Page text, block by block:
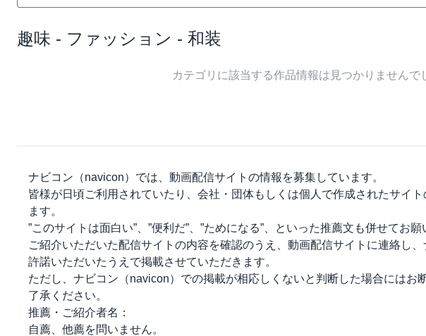
趣味 - ファッション - 和装
カテゴリに該当する作品情報は見つかりませんで
ナビコン（navicon） では、動画配信サイトの情報を募集しています。
皆様が日頃ご利用されていたり、会社・団体もしくは個人で作成されたサイ
ます。
”このサイトは面白い”、”便利だ”、”ためになる”、といった推薦文も併せてお願
ご紹介いただいた配信サイトの内容を確認のうえ、動画配信サイトに連絡し、
許諾いただいたうえで掲載させていただきます。
ただし、 ナビコン（navicon） での掲載が相応しくないと判断した場合にはお
了承ください。
推薦・ご紹介者名：
自薦、他薦を問いません。